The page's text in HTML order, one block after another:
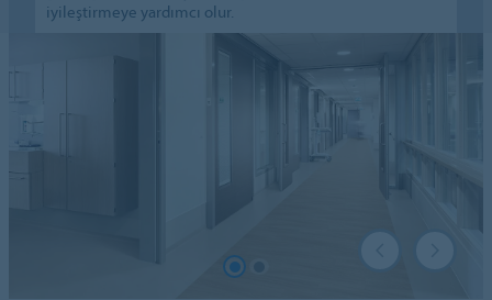
iyileştirmeye yardımcı olur.